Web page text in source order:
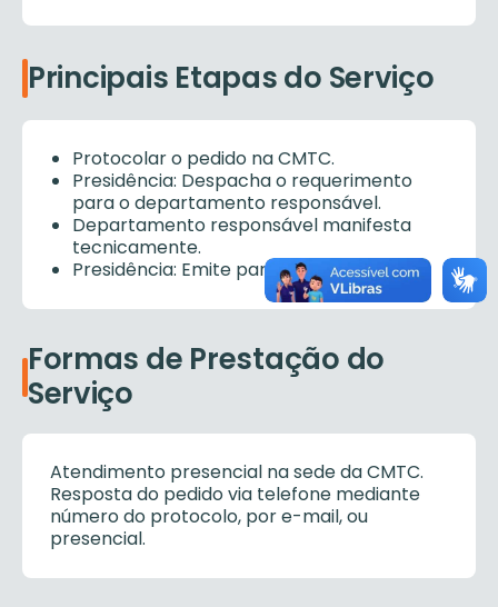
Principais Etapas do Serviço
Protocolar o pedido na CMTC.
Presidência: Despacha o requerimento
para o departamento responsável.
Departamento responsável manifesta
tecnicamente.
Presidência: Emite parecer final.
Formas de Prestação do
Serviço
Atendimento presencial na sede da CMTC.
Resposta do pedido via telefone mediante
número do protocolo, por e-mail, ou
presencial.